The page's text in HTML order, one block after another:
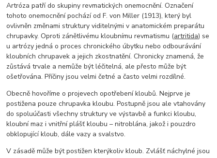
Artróza patří do skupiny revmatických onemocnění. Označení
tohoto onemocnění pochází od F. von Miller (1913), který byl
ovlivněn změnami struktury viditelnými v anatomickém preparátu
chrupavky. Oproti zánětlivému kloubnímu revmatismu (artritida) se
u artrózy jedná o proces chronického úbytku nebo odbourávání
kloubních chrupavek a jejich zkostnatění. Chronicky znamená, že
zůstává trvale a nemůže být léčitelná, ale přesto může být
ošetřována. Příčiny jsou velmi četné a často velmi rozdílné.
Obecně hovoříme o projevech opotřebení kloubů. Nejprve je
postižena pouze chrupavka kloubu. Postupně jsou ale vtahovány
do spoluúčasti všechny struktury ve výstavbě a funkci kloubu,
kloubní maz i vnitřní plášť kloubu – nitroblána, jakož i pouzdro
obklopující kloub, dále vazy a svalstvo.
V zásadě může být postižen kterýkoliv kloub. Zvlášť náchylné jsou